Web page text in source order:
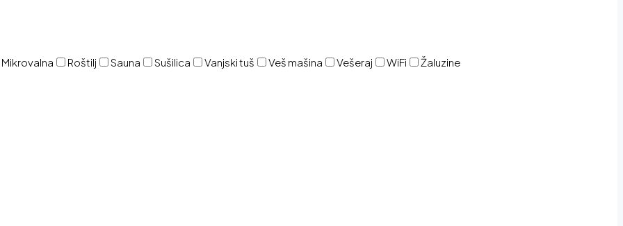
Mikrovalna Roštilj Sauna Sušilica Vanjski tuš Veš mašina Vešeraj WiFi Žaluzine